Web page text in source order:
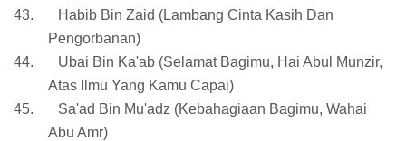
43.
Habib Bin Zaid (Lambang Cinta Kasih Dan
Pengorbanan)
44.
Ubai Bin Ka'ab (Selamat Bagimu, Hai Abul Munzir,
Atas Ilmu Yang Kamu Capai)
45.
Sa'ad Bin Mu'adz (Kebahagiaan Bagimu, Wahai
Abu Amr)